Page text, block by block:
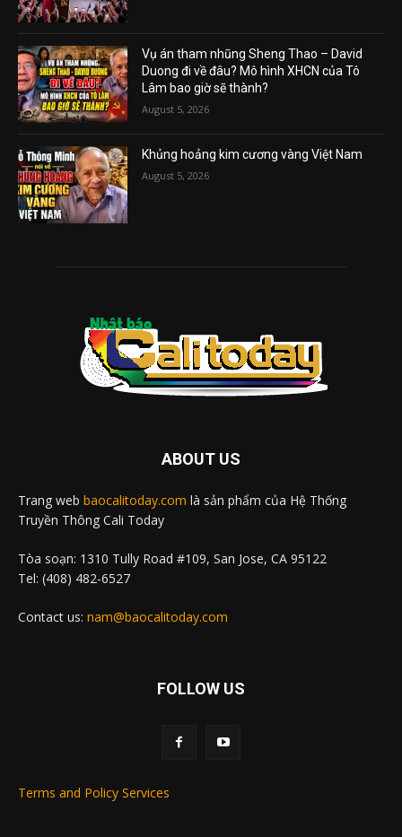
Vụ án tham nhũng Sheng Thao – David
Duong đi về đâu? Mô hình XHCN của Tô
Lâm bao giờ sẽ thành?
August 5, 2026
Khủng hoảng kim cương vàng Việt Nam
August 5, 2026
ABOUT US
Trang web baocalitoday.com là sản phẩm của Hệ Thống
Truyền Thông Cali Today
Tòa soạn: 1310 Tully Road #109, San Jose, CA 95122
Tel: (408) 482-6527
Contact us: nam@baocalitoday.com
FOLLOW US
Terms and Policy Services